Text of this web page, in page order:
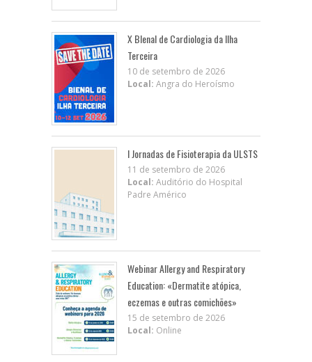
X BIenal de Cardiologia da Ilha
Terceira
10 de setembro de 2026
Local: Angra do Heroísmo
I Jornadas de Fisioterapia da ULSTS
11 de setembro de 2026
Local: Auditório do Hospital
Padre Américo
Webinar Allergy and Respiratory
Education: «Dermatite atópica,
eczemas e outras comichões»
15 de setembro de 2026
Local: Online